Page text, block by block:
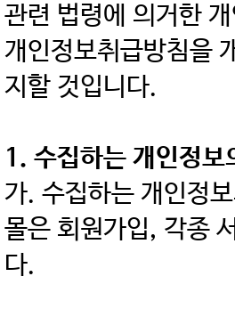
관련 법령에 의거한
개인정보취급방침을
지할 것입니다.
1. 수집하는 개인정보
가. 수집하는 개인정
몰은 회원가입, 각종
다.